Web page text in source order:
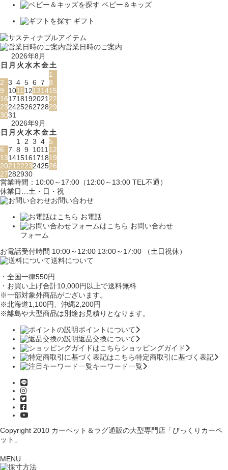
ベビー＆キッズ
ギフト
営業日時のご案内
2026年8月
日 月 火水木金土
1
2 3 4 5 6 7 8
9
101112131415
16171819202122
23242526272829
3031
2026年9月
日 月 火水木金土
1 2 3 4 5
6 7 8 9 101112
13141516171819
20212223242526
27282930
営業時間：10:00～17:00（12:00～13:00 TEL不通）
休業日…土・日・祝
お問い合わせ
お電話
お問い合わせ
フォーム
お電話受付時間 10:00～12:00 13:00～17:00 （土日祝休）
送料について
・全国一律550円
・お買い上げ合計10,000円 以上で送料無料
※一部対象外商品がございます。
※北海道1,100円、沖縄2,200円
※離島や大型商品は別途お見積りとなります。
ポイントについて
返品交換について
ショッピングガイド
特定商取引に基づく表記
キーワード一覧
Copyright 2010 カーペット＆ラグ通販の大型専門店「びっくりカーペ
ット」
MENU